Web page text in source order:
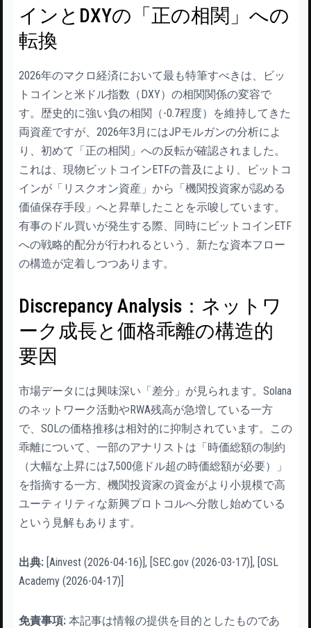
インとDXYの「正の相関」への
転換
2026年のマクロ経済において最も特筆すべきは、ビッ
トコインと米ドル指数（DXY）の相関関係の変容で
す。歴史的に強い負の相関（-0.7程度）を維持してきた
両資産ですが、2026年3月にはJPモルガンの分析によ
り、初めて「正の相関」への反転が確認されました。
これは、現物ビットコインETFの普及により、ビットコ
インが「リスクオン資産」から「機関投資家が認める
価値保存手段」へと昇華したことを示唆しています。
有事のドル買いが発生する際、同時にビットコインETF
への戦略的配分が行われるという、新たな資本フロー
の構造が定着しつつあります。
Discrepancy Analysis：ネットワ
ーク成長と価格乖離の構造的
要因
市場データには興味深い「差分」が見られます。Solana
のネットワーク活動やRWA残高が急増している一方
で、SOLの価格推移は相対的に抑制されています。この
乖離について、一部のアナリストは「時価総額の制約
（大幅な上昇には7,500億ドル超の時価総額が必要）」
を指摘する一方、機関投資家の資金がより小規模で高
ユーティリティな新興プロトコルへ分散し始めている
という見解もあります。
出典: [Ainvest (2026-04-16)], [SEC.gov (2026-03-17)], [OSL
Academy (2026-04-17)]
免責事項: 本記事は情報の提供を目的としたものであ